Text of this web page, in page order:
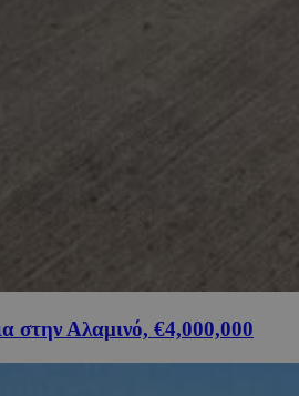
στην Αλαμινό, €4,000,000